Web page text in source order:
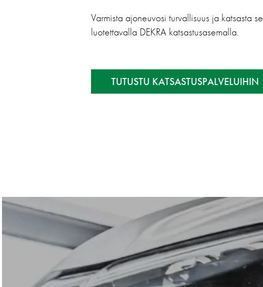
Varmista ajoneuvosi turvallisuus ja katsasta se
luotettavalla DEKRA katsastusasemalla.
TUTUSTU KATSASTUSPALVELUIHIN